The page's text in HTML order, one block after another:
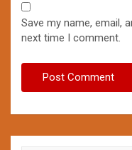
Save my name, email,
next time I comment.